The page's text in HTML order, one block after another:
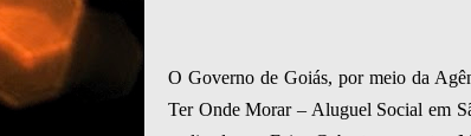
O Governo de Goiás, por meio da
Ter Onde Morar – Aluguel Social em